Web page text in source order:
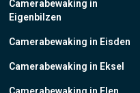
Camerabewaking in
Eigenbilzen
Camerabewaking in Eisden
Camerabewaking in Eksel